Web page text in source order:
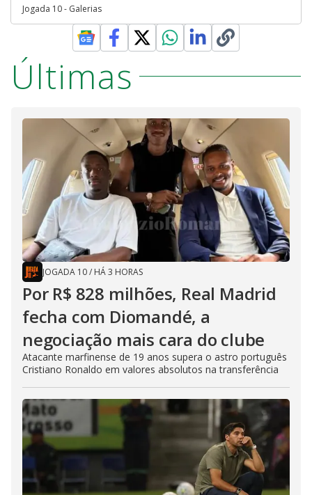
Jogada 10 - Galerias
Últimas
JOGADA 10/ HÁ 3 HORAS
Por R$ 828 milhões, Real Madrid
fecha com Diomandé, a
negociação mais cara do clube
Atacante marfinense de 19 anos supera o astro português
Cristiano Ronaldo em valores absolutos na transferência